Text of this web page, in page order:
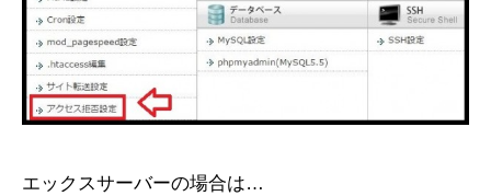
エックスサーバーの場合は…